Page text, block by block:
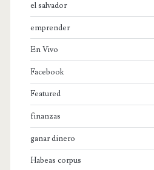
el salvador
emprender
En Vivo
Facebook
Featured
finanzas
ganar dinero
Habeas corpus